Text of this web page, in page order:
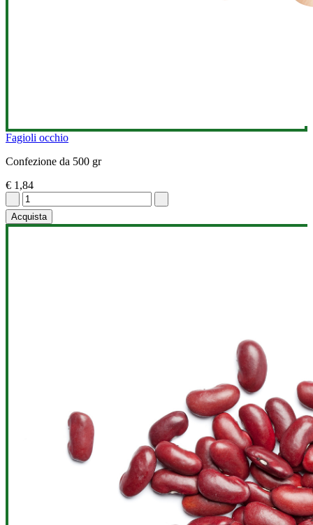
Fagioli occhio
Confezione da 500 gr
€ 1,84
Acquista